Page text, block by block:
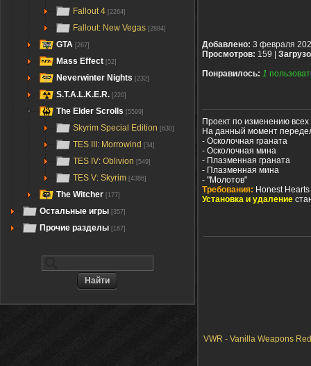
Fallout 4 [2264]
Fallout: New Vegas [2884]
GTA [267]
Mass Effect [52]
Neverwinter Nights [232]
S.T.A.L.K.E.R. [220]
The Elder Scrolls [5599]
Skyrim Special Edition [630]
TES III: Morrowind [34]
TES IV: Oblivion [549]
TES V: Skyrim [4386]
The Witcher [177]
Остальные игры [357]
Прочие разделы [167]
Добавлено: 3 февраля
Просмотров: 159 |
Понравилось: 1
Проект по изменению всех
На данный момент
- Осколочная граната
- Осколочная мина
- Плазменная граната
- Плазменная мина
- "Молотов"
Требования: Honest Hearts
Установка и удаление
VWR - Vanilla Weapons